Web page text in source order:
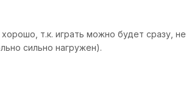
т.к. играть можно будет сразу, не
сильно нагружен).